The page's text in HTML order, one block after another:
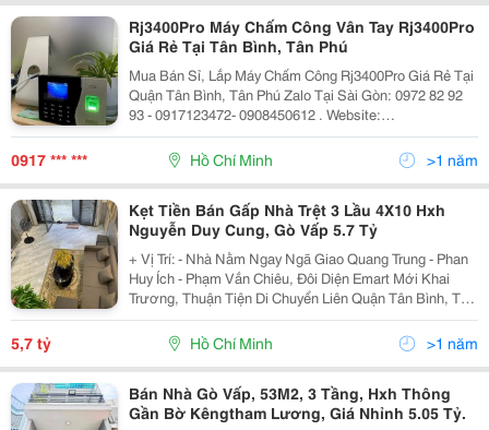
Rj3400Pro Máy Chấm Công Vân Tay Rj3400Pro
Giá Rẻ Tại Tân Bình, Tân Phú
Mua Bán Sỉ, Lắp Máy Chấm Công Rj3400Pro Giá Rẻ Tại
Quận Tân Bình, Tân Phú Zalo Tại Sài Gòn: 0972 82 92
93 - 0917123472- 0908450612 . Website:
Mayvanphongminhtan.com Tính Năng : 3.000 Vân Tay+
3.000Thẻ + Kiểm Soát Cửa. Bộ Nhớ 200.000 Lần
Chấm...
0917 *** *** Hồ Chí Minh >1 năm
Kẹt Tiền Bán Gấp Nhà Trệt 3 Lầu 4X10 Hxh
Nguyễn Duy Cung, Gò Vấp 5.7 Tỷ
+ Vị Trí: - Nhà Nằm Ngay Ngã Giao Quang Trung - Phan
Huy Ích - Phạm Vắn Chiêu, Đôi Diện Emart Mới Khai
Trương, Thuận Tiện Di Chuyển Liên Quận Tân Bình, Tân
Phú, Quận 12 - Hẻm Rộng 4M Thông Thoáng, Khu Dân
Cư Văn Minh, Hàng Xóm Thân Thiện - Tiện...
5,7 tỷ Hồ Chí Minh >1 năm
Bán Nhà Gò Vấp, 53M2, 3 Tầng, Hxh Thông
Gần Bờ Kêngtham Lương, Giá Nhỉnh 5.05 Tỷ.